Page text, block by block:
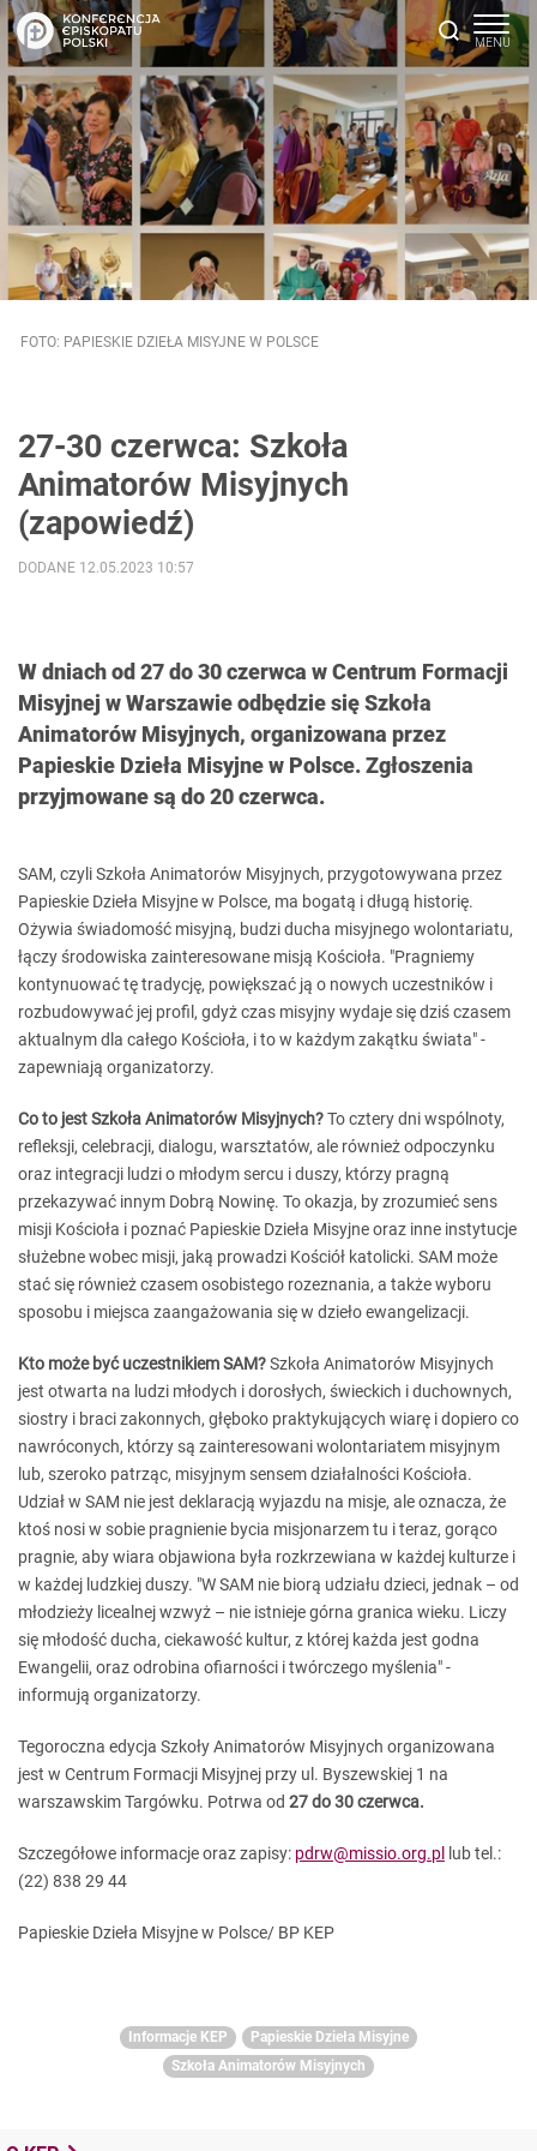
FOTO: PAPIESKIE DZIEŁA MISYJNE W POLSCE
27-30 czerwca: Szkoła
Animatorów Misyjnych
(zapowiedź)
W dniach od 27 do 30 czerwca w Centrum Formacji
Misyjnej w Warszawie odbędzie się Szkoła
Animatorów Misyjnych, organizowana przez
Papieskie Dzieła Misyjne w Polsce. Zgłoszenia
przyjmowane są do 20 czerwca.
DODANE 12.05.2023 10:57
SAM, czyli Szkoła Animatorów Misyjnych, przygotowywana przez
Papieskie Dzieła Misyjne w Polsce, ma bogatą i długą historię.
Ożywia świadomość misyjną, budzi ducha misyjnego wolontariatu,
łączy środowiska zainteresowane misją Kościoła. "Pragniemy
kontynuować tę tradycję, powiększać ją o nowych uczestników i
rozbudowywać jej profil, gdyż czas misyjny wydaje się dziś czasem
aktualnym dla całego Kościoła, i to w każdym zakątku świata" -
zapewniają organizatorzy.
Co to jest Szkoła Animatorów Misyjnych?To cztery dni wspólnoty,
refleksji, celebracji, dialogu, warsztatów, ale również odpoczynku
oraz integracji ludzi o młodym sercu i duszy, którzy pragną
przekazywać innym Dobrą Nowinę. To okazja, by zrozumieć sens
misji Kościoła i poznać Papieskie Dzieła Misyjne oraz inne instytucje
służebne wobec misji, jaką prowadzi Kościół katolicki. SAM może
stać się również czasem osobistego rozeznania, a także wyboru
sposobu i miejsca zaangażowania się w dzieło ewangelizacji.
Kto może być uczestnikiem SAM?Szkoła Animatorów Misyjnych
jest otwarta na ludzi młodych i dorosłych, świeckich i duchownych,
siostry i braci zakonnych, głęboko praktykujących wiarę i dopiero co
nawróconych, którzy są zainteresowani wolontariatem misyjnym
lub, szeroko patrząc, misyjnym sensem działalności Kościoła.
Udział w SAM nie jest deklaracją wyjazdu na misje, ale oznacza, że
ktoś nosi w sobie pragnienie bycia misjonarzem tu i teraz, gorąco
pragnie, aby wiara objawiona była rozkrzewiana w każdej kulturze i
w każdej ludzkiej duszy. "W SAM nie biorą udziału dzieci, jednak – od
młodzieży licealnej wzwyż – nie istnieje górna granica wieku. Liczy
się młodość ducha, ciekawość kultur, z której każda jest godna
Ewangelii, oraz odrobina ofiarności i twórczego myślenia" -
informują organizatorzy.
Tegoroczna edycja Szkoły Animatorów Misyjnych organizowana
jest w Centrum Formacji Misyjnej przy ul. Byszewskiej 1 na
warszawskim Targówku. Potrwa od 27 do30 czerwca.
Szczegółowe informacje oraz zapisy: pdrw@missio.org.pl
lub tel.:
(22) 838 29 44
Papieskie Dzieła Misyjne w Polsce/ BP KEP
Informacje KEP
Papieskie Dzieła Misyjne
Szkoła Animatorów Misyjnych